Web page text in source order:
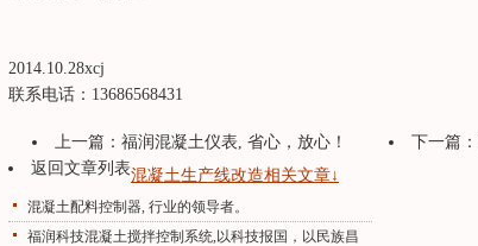
2014.10.28xcj
联系电话：13686568431
上一篇： 福润混凝土仪表, 省心，放心！ 下一篇：
返回文章列表混凝土生产线改造相关文章↓
混凝土配料控制器, 行业的领导者。
福润科技混凝土搅拌控制系统,以科技报国，以民族昌